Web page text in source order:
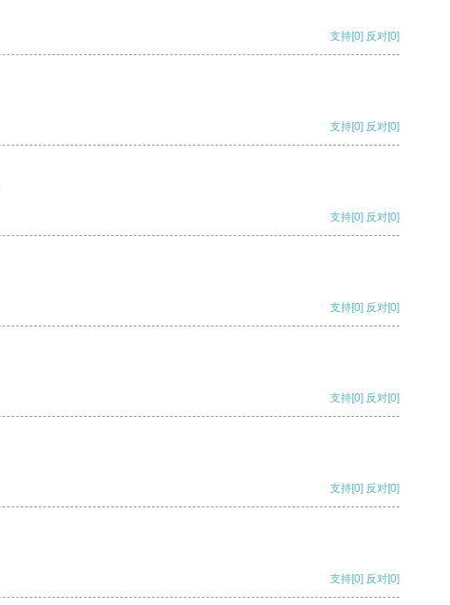
支持[0] 反对[0]
支持[0] 反对[0]
支持[0] 反对[0]
支持[0] 反对[0]
支持[0] 反对[0]
支持[0] 反对[0]
支持[0] 反对[0]